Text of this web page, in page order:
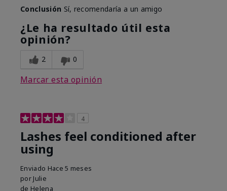
Conclusión Sí, recomendaría a un amigo
¿Le ha resultado útil esta
opinión?
2 0
Marcar esta opinión
4
Lashes feel conditioned after
using
Enviado Hace 5 meses
por Julie
de Helena